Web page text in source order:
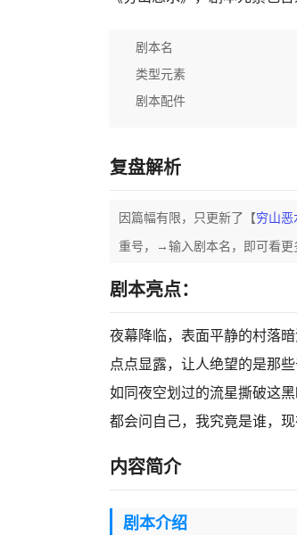
剧本名
类型元素
剧本配件
复盘解析
因篇幅有限，只更新了【穷山恶
重号，→输入剧本名，即可看更
剧本亮点：
夜幕降临，表面平静的村落
点点显露，让人绝望的是那
如同夜空划过的流星撕破这
都会问自己，我究竟是谁，
内容简介
剧本介绍